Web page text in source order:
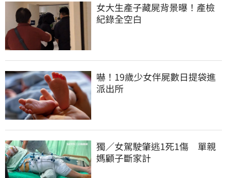
女大生產子藏屍背景曝！產檢
紀錄全空白
嚇！19歲少女伴屍數日提袋進
派出所
獨／女駕駛肇逃1死1傷　單親
媽顧子斷家計